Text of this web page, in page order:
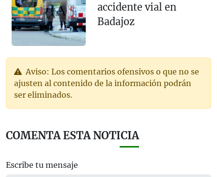
accidente vial en
Badajoz
Aviso: Los comentarios ofensivos o que no se
ajusten al contenido de la información podrán
ser eliminados.
COMENTA ESTA NOTICIA
Escribe tu mensaje